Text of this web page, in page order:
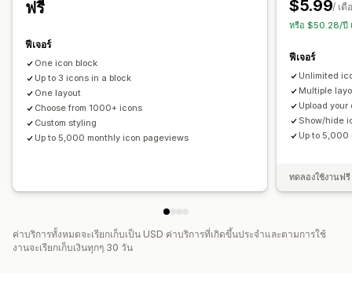
การเปลี่ยนรูปแบบตามการแสดงผลบนมือถือ
ตำแหน่งไอคอน
การจัดตำแหน่งด้วยตนเอง
หน้าที่กำหนดเอง
หน้าตะกร้าสินค้า หน้าการชำระเงิน
ส่วนท้าย
ส่วนหัว
ส่วน Hero หน้าค้นหา
ฟรี
ฟีเจอร์
One icon block
Up to 3 icons in a block
One layout
Choose from 1000+ icons
Custom styling
Up to 5,000 monthly icon pageviews
$5.99/ เดื
หรือ $50.28/ปี
ฟีเจอร์
Unlimited
Multiple
Upload your
Show/hide
Up to 5,000
ทดลองใช้งานฟ
ค่าบริการทั้งหมดจะเรียกเก็บเป็น USD ค่าบริการที่เกิดขึ้นประจำและตามการใช้
งานจะเรียกเก็บเงินทุกๆ 30 วัน